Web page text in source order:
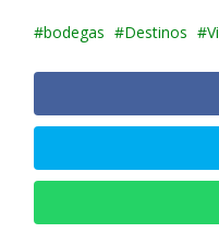
bodegas Destinos